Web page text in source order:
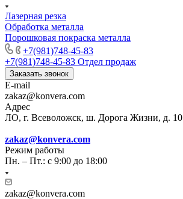
Лазерная резка
Обработка металла
Порошковая покраска металла
+7(981)748-45-83
+7(981)748-45-83 Отдел продаж
Заказать звонок
E-mail
zakaz@konvera.com
Адрес
ЛО, г. Всеволожск, ш. Дорога Жизни, д. 10
zakaz@konvera.com
Режим работы
Пн. – Пт.: с 9:00 до 18:00
zakaz@konvera.com